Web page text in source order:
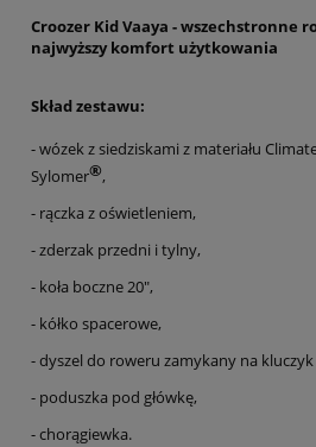
Croozer Kid Vaaya - wszechstronne
najwyższy komfort użytkowania
Skład zestawu:
- wózek z siedziskami z materiału
Sylomer®,
- rączka z oświetleniem,
- zderzak przedni i tylny,
- koła boczne 20",
- kółko spacerowe,
- dyszel do roweru zamykany na
- poduszka pod główkę,
- chorągiewka.